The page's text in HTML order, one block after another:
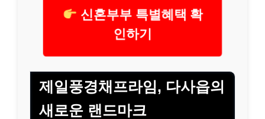
신혼부부 특별혜택 확
인하기
제일풍경채프라임, 다사읍의
새로운 랜드마크